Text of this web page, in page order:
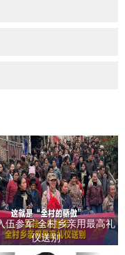
伍参军 全村乡亲用最高礼
仪送别